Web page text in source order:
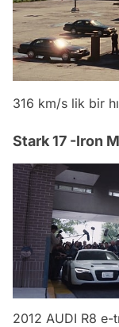
316 km/s lik bir
Stark 17 -Iron
2012 AUDI R8 e-